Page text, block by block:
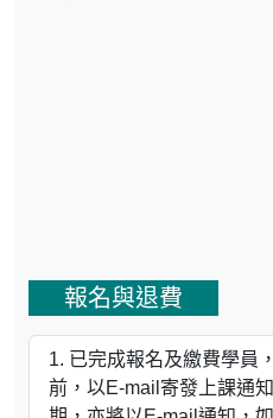
報名與退費
已完成報名及繳費學員
前，以E-mail寄發上課通